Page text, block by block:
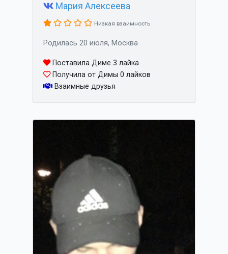
Мария Алексеева
Низкая взаимность
Родилась 20 июля, Москва
Поставила Диме 3 лайка
Получила от Димы 0 лайков
Взаимные друзья